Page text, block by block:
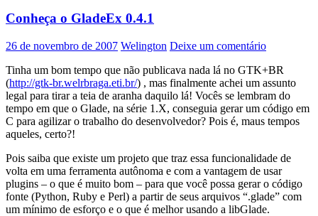
Conheça o GladeEx 0.4.1
26 de novembro de 2007 Welington Deixe um comentário
Tinha um bom tempo que não publicava nada lá no GTK+BR
(http://gtk-br.welrbraga.eti.br/) , mas finalmente achei um assunto
legal para tirar a teia de aranha daquilo lá! Vocês se lembram do
tempo em que o Glade, na série 1.X, conseguia gerar um código em
C para agilizar o trabalho do desenvolvedor? Pois é, maus tempos
aqueles, certo?!
Pois saiba que existe um projeto que traz essa funcionalidade de
volta em uma ferramenta autônoma e com a vantagem de usar
plugins – o que é muito bom – para que você possa gerar o código
fonte (Python, Ruby e Perl) a partir de seus arquivos “.glade” com
um mínimo de esforço e o que é melhor usando a libGlade.